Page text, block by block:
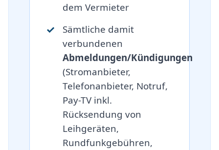
dem Vermieter
Sämtliche damit
verbundenen
Abmeldungen/Kündigungen
(Stromanbieter,
Telefonanbieter, Notruf,
Pay-TV inkl.
Rücksendung von
Leihgeräten,
Rundfunkgebühren,